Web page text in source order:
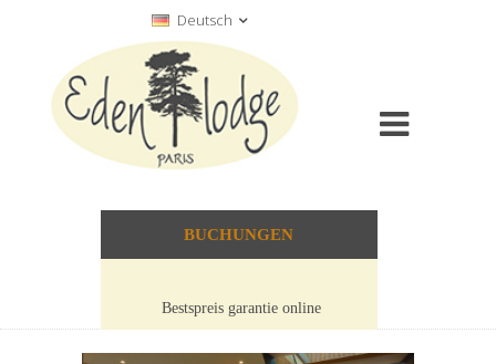
BUCHUNGEN
Bestspreis garantie online
Deutsch